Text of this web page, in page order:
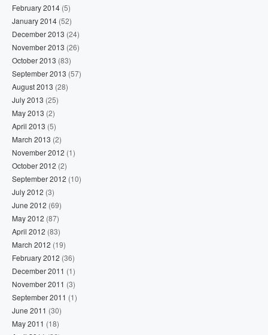
February 2014 (5)
January 2014 (52)
December 2013 (24)
November 2013 (26)
October 2013 (83)
September 2013 (57)
August 2013 (28)
July 2013 (25)
May 2013 (2)
April 2013 (5)
March 2013 (2)
November 2012 (1)
October 2012 (2)
September 2012 (10)
July 2012 (3)
June 2012 (69)
May 2012 (87)
April 2012 (83)
March 2012 (19)
February 2012 (36)
December 2011 (1)
November 2011 (3)
September 2011 (1)
June 2011 (30)
May 2011 (18)